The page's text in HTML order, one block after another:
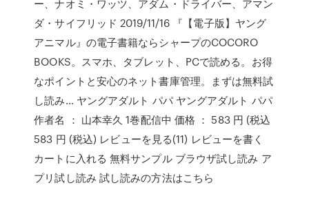
ー、ナオミ・ワッツ、アダム・ドライバー、アマン
ダ・サイフリッド 2019/11/16 『【電子版】ヤング
アニマル』の電子書籍ならシャープのCOCORO
BOOKS。スマホ、タブレット、PCで読める。お得
なポイントと安心のネット書庫管理。まずは無料試
し読み… ヤングアダルト パパ ヤングアダルト パパ
作者名 ： 山本幸久 1巻配信中 価格 ： 583 円 (税込
583 円 (税込) レビューを見る(11) レビューを書く
カートに入れる 無料サンプル ブラウザ試し読み ア
プリ試し読み 試し読みの方法はこちら